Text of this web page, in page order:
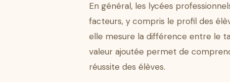
En général, les lycées
facteurs, y compris le profil des
elle mesure la différence entre le
valeur ajoutée permet de
réussite des élèves.